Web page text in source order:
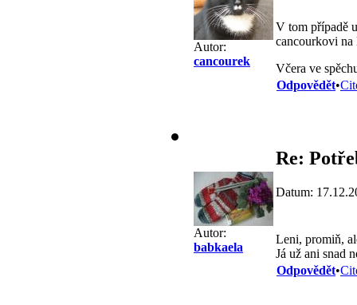
Autor:
cancourek
V tom případě
cancourkovi na
Včera ve
Odpovědět•
Autor:
babkaela
Re:
Datum:
Leni, promiň,
Já už ani snad
Odpovědět•